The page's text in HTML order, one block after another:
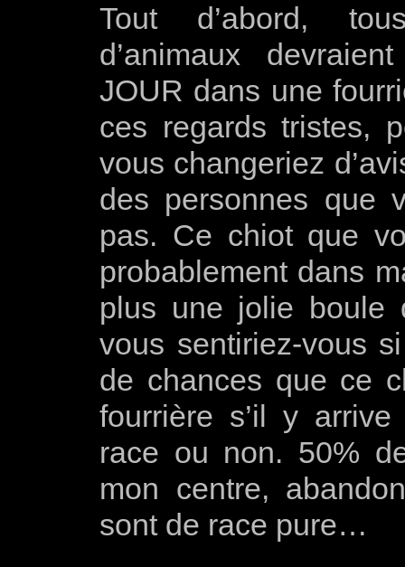
Tout d’abord,
d’animaux
JOUR dans une
ces regards tristes,
vous changeriez
des personnes que
pas. Ce chiot que
probablement dans
plus une jolie boule
vous sentiriez-vous
de chances que ce
fourrière s’il y
race ou non. 50%
mon centre,
sont de race pure…